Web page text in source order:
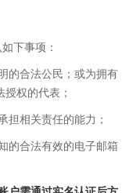
下事项：
的合法公民；或为拥有
权的代表；
担相关责任的能力；
的合法有效的电子邮箱